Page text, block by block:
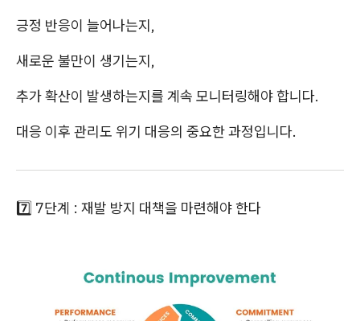
긍정 반응이 늘어나는지,
새로운 불만이 생기는지,
추가 확산이 발생하는지를 계속 모니터링해야 합니다.
대응 이후 관리도 위기 대응의 중요한 과정입니다.
7️⃣ 7단계 : 재발 방지 대책을 마련해야 한다